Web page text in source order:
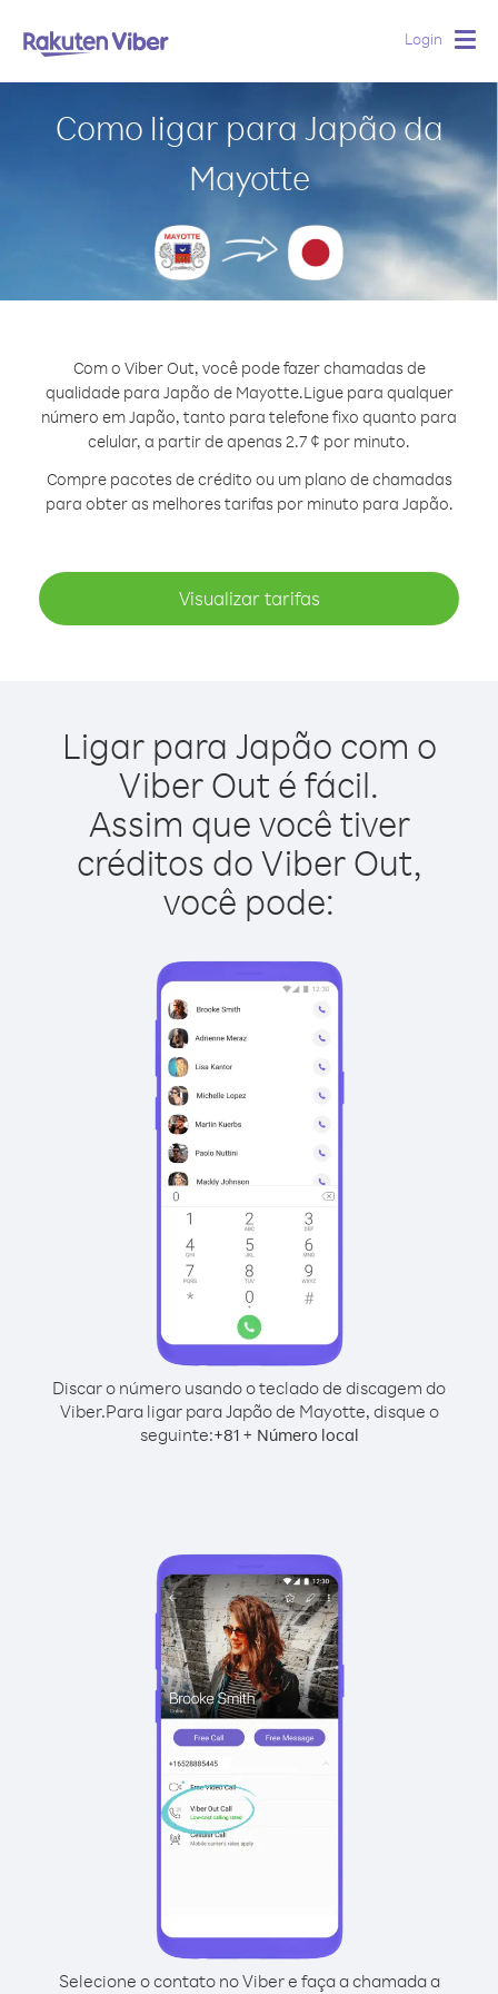
Login
Como ligar para Japão da
Mayotte
Com o Viber Out, você pode fazer chamadas de
qualidade para Japão de Mayotte.Ligue para qualquer
número em Japão, tanto para telefone fixo quanto para
celular, a partir de apenas 2.7 ¢ por minuto.
Compre pacotes de crédito ou um plano de chamadas
para obter as melhores tarifas por minuto para Japão.
Visualizar tarifas
Ligar para Japão com o
Viber Out é fácil.
Assim que você tiver
créditos do Viber Out,
você pode:
Discar o número usando o teclado de discagem do
Viber.Para ligar para Japão de Mayotte, disque o
seguinte:+81+ Número local
Selecione o contato no Viber e faça a chamada a